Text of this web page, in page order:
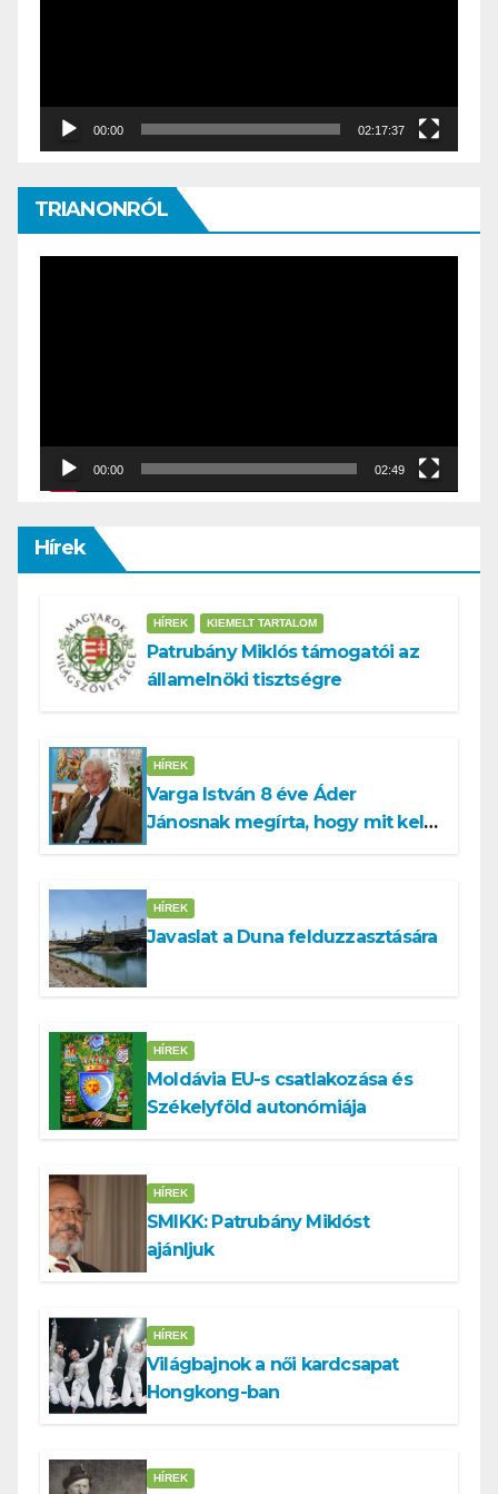
00:00 02:17:37
TRIANONRÓL
00:00 02:49
Hírek
HÍREK KIEMELT TARTALOM
Patrubány Miklós támogatói az
államelnöki tisztségre
HÍREK
Varga István 8 éve Áder
Jánosnak megírta, hogy mit kell
HÍREK
Javaslat a Duna felduzzasztására
HÍREK
Moldávia EU-s csatlakozása és
Székelyföld autonómiája
HÍREK
SMIKK: Patrubány Miklóst
ajánljuk
HÍREK
Világbajnok a női kardcsapat
Hongkong-ban
HÍREK